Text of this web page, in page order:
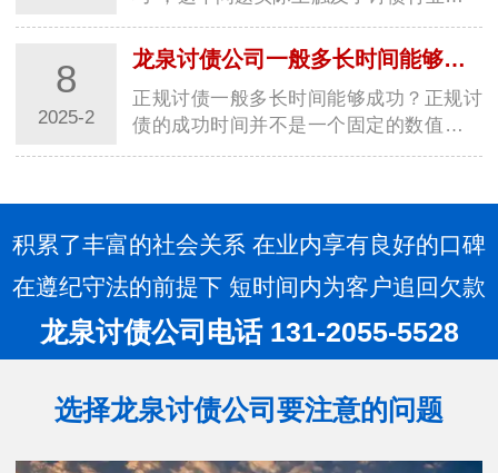
些非公开策略或“灰色地带”的操作方式。
首先，需要明确的是，合法的讨债行为应
当严格遵循相关法律法规，不得采用违法
手…
8
2025-2
龙泉讨债公司一般多长时间能够成功？讨债方法大全！
正规讨债一般多长时间能够成功？正规讨
债的成功时间并不是一个固定的数值，它
受到多种因素的影响，包括债务金额的大
中可能遇到的法律程序等。因此，无法给
出一个…
积累了丰富的社会关系 在业内享有良好的口碑
在遵纪守法的前提下 短时间内为客户追回欠款
龙泉讨债公司电话 131-2055-5528
选择龙泉讨债公司要注意的问题